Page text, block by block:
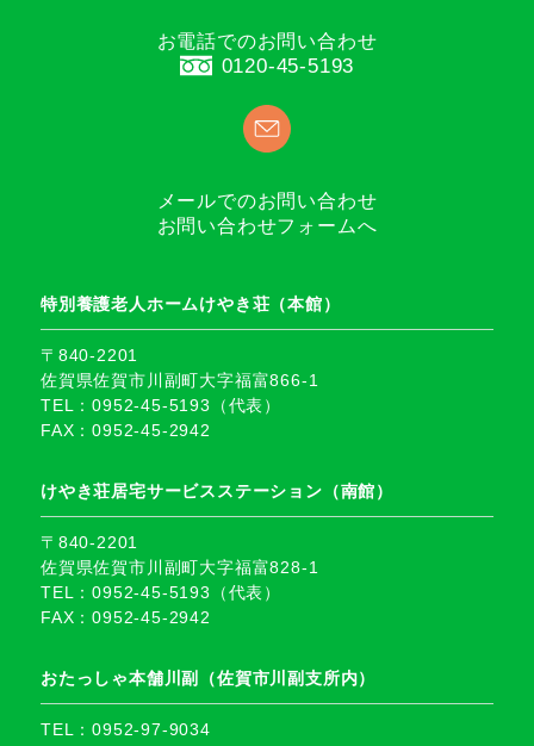
お電話でのお問い合わせ
0120-45-5193
メールでのお問い合わせ
お問い合わせフォームへ
特別養護老人ホームけやき荘（本館）
〒840-2201
佐賀県佐賀市川副町大字福富866-1
TEL：0952-45-5193（代表）
FAX：0952-45-2942
けやき荘居宅サービスステーション（南館）
〒840-2201
佐賀県佐賀市川副町大字福富828-1
TEL：0952-45-5193（代表）
FAX：0952-45-2942
おたっしゃ本舗川副（佐賀市川副支所内）
TEL：0952-97-9034